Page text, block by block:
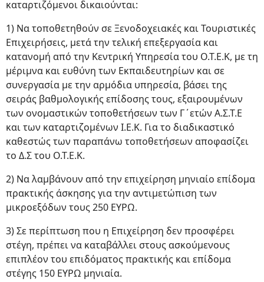
καταρτιζόμενοι δικαιούνται:
1) Να τοποθετηθούν σε Ξενοδοχειακές και Τουριστικές
Επιχειρήσεις, μετά την τελική επεξεργασία και
κατανομή από την Κεντρική Υπηρεσία του Ο.Τ.Ε.Κ, με τη
μέριμνα και ευθύνη των Εκπαιδευτηρίων και σε
συνεργασία με την αρμόδια υπηρεσία, βάσει της
σειράς βαθμολογικής επίδοσης τους, εξαιρουμένων
των ονομαστικών τοποθετήσεων των Γ΄ετών Α.Σ.Τ.Ε
και των καταρτιζομένων Ι.Ε.Κ. Για το διαδικαστικό
καθεστώς των παραπάνω τοποθετήσεων αποφασίζει
το Δ.Σ του Ο.Τ.Ε.Κ.
2) Να λαμβάνουν από την επιχείρηση μηνιαίο επίδομα
πρακτικής άσκησης για την αντιμετώπιση των
μικροεξόδων τους 250 ΕΥΡΩ.
3) Σε περίπτωση που η Επιχείρηση δεν προσφέρει
στέγη, πρέπει να καταβάλλει στους ασκούμενους
επιπλέον του επιδόματος πρακτικής και επίδομα
στέγης 150 ΕΥΡΩ μηνιαία.